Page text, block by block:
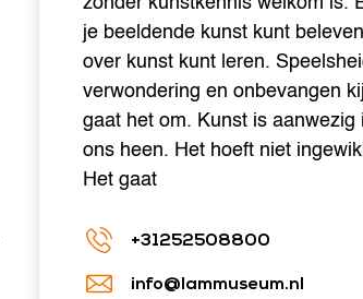
je beeldende kunst kunt
over kunst kunt leren.
verwondering en onbevangen
gaat het om. Kunst is aanwezig
ons heen. Het hoeft niet
Het gaat
+31252508800
info@lammuseum.nl